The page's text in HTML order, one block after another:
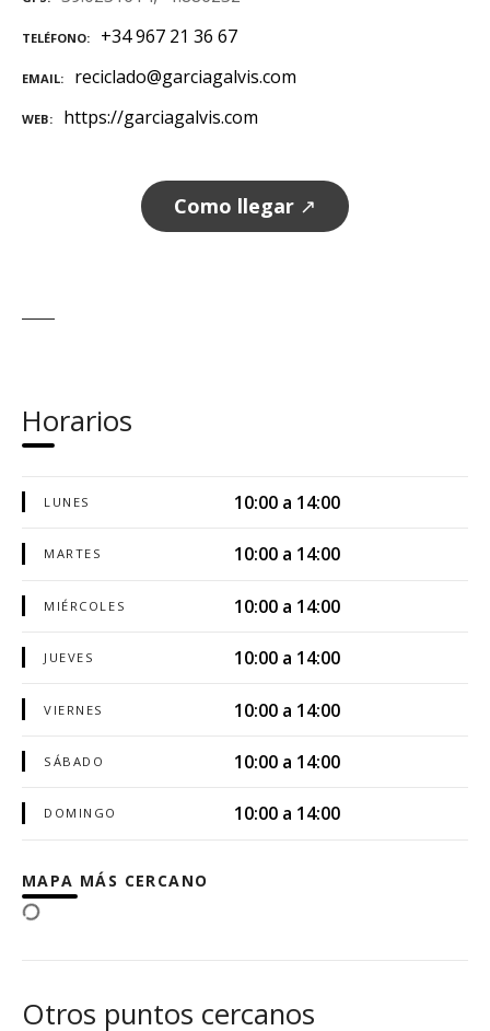
TELÉFONO +34 967 21 36 67
EMAIL reciclado@garciagalvis.com
WEB https://garciagalvis.com
Como llegar ↗
Horarios
LUNES 10:00 a 14:00
MARTES 10:00 a 14:00
MIÉRCOLES 10:00 a 14:00
JUEVES 10:00 a 14:00
VIERNES 10:00 a 14:00
SÁBADO 10:00 a 14:00
DOMINGO 10:00 a 14:00
MAPA MÁS CERCANO
Otros puntos cercanos